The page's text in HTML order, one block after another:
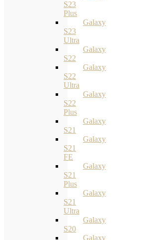
S23
Plus
Galaxy
S23
Ultra
Galaxy
S22
Galaxy
S22
Ultra
Galaxy
S22
Plus
Galaxy
S21
Galaxy
S21
FE
Galaxy
S21
Plus
Galaxy
S21
Ultra
Galaxy
S20
Galaxy